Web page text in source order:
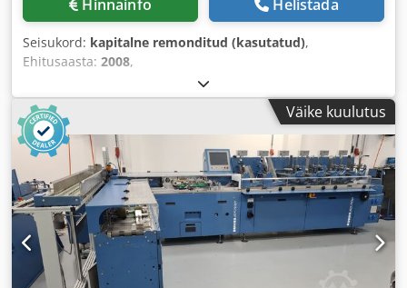
Hinnainfo Helistada
Seisukord: kapitalne remonditud (kasutatud),
Ehitusaasta: 2008,
Väike kuulutus